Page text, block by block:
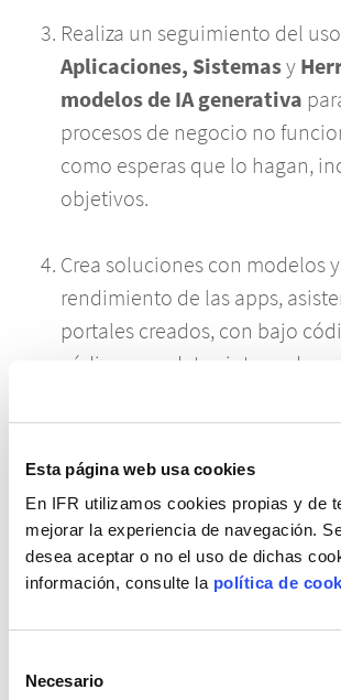
Esta página web usa cookies
En IFR utilizamos cookies propias y de
mejorar la experiencia de navegación.
desea aceptar o no el uso de dichas
información, consulte la política de
Necesario
Realiza un seguimiento del
Aplicaciones, Sistemasy
modelos de IA generativa
procesos de negocio no
como esperas que lo hagan,
objetivos.
Crea soluciones con modelos
rendimiento de las apps,
portales creados, con bajo
código, con datos integrados,
Platform AIque incluye
Virtual AgentsyPower Pages
herramientas.
Rompe los silos de datos de
procesos entre los equipos
amplía la modernización de la
más oportunidades de
el valor de la tecnología en uso